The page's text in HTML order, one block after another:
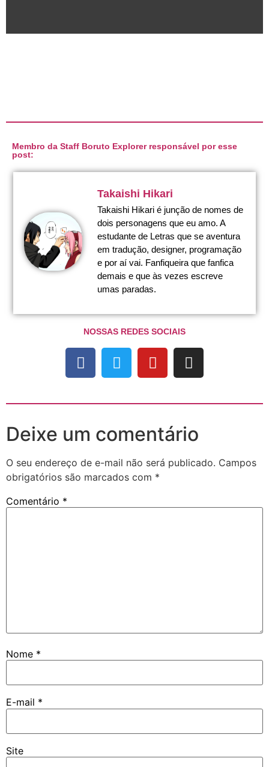
Membro da Staff Boruto Explorer responsável por esse
post:
Takaishi Hikari
Takaishi Hikari é junção de nomes de
dois personagens que eu amo. A
estudante de Letras que se aventura
em tradução, designer, programação
e por aí vai. Fanfiqueira que fanfica
demais e que às vezes escreve
umas paradas.
NOSSAS REDES SOCIAIS
Deixe um comentário
O seu endereço de e-mail não será publicado. Campos
obrigatórios são marcados com *
Comentário *
Nome *
E-mail *
Site